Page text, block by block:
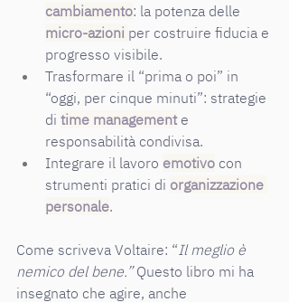
cambiamento: la potenza delle
micro-azioni per costruire fiducia e
progresso visibile.
Trasformare il “prima o poi” in
“oggi, per cinque minuti”: strategie
di time management e
responsabilità condivisa.
Integrare il lavoro emotivo con
strumenti pratici di organizzazione
personale.
Come scriveva Voltaire: “Il meglio è
nemico del bene.” Questo libro mi ha
insegnato che agire, anche